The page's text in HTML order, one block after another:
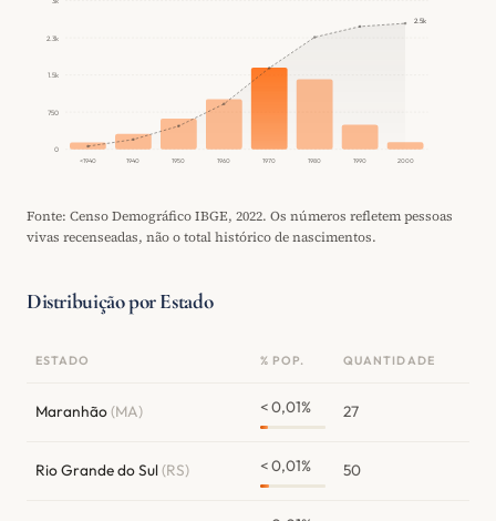
0
750
1.5k
2.3k
<1940 1940 1950 1960 1970 1980 1990 2000
2.5k
Fonte: Censo Demográfico IBGE, 2022. Os números refletem pessoas
vivas recenseadas, não o total histórico de nascimentos.
Distribuição por Estado
ESTADO % POP. QUANTIDADE
Maranhão(MA) < 0,01% 27
Rio Grande do Sul(RS) < 0,01% 50